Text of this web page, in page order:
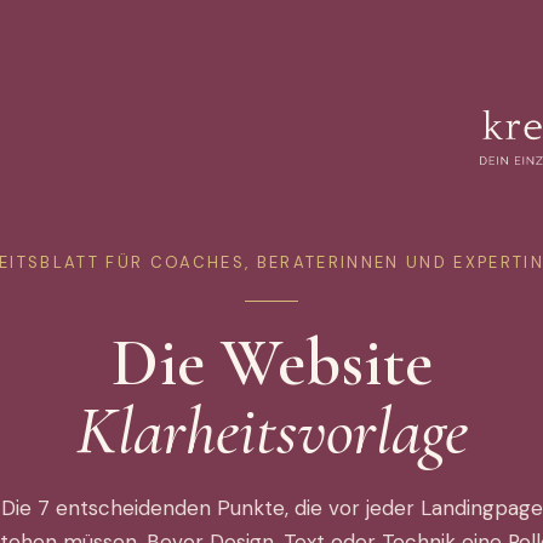
FÜR COACHES, BERATERINNEN UND
Die Website
Klarheitsvorlage
Die 7 entscheidenden Punkte, die vor jeder Landingpage